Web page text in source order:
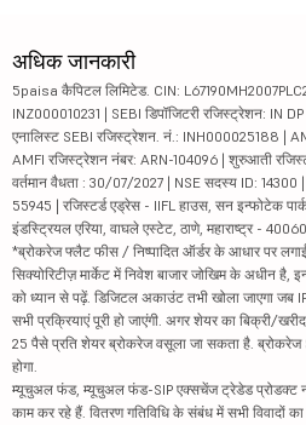
अधिक जानकारी
5paisa कैपिटल लिमिटेड. CIN:
INZ000010231 | SEBI डिपॉजिटरी रजिस्ट्रेशन: IN
एनालिस्ट SEBI रजिस्ट्रेशन. नं.: INH000025188 |
AMFI रजिस्ट्रेशन नंबर: ARN-104096 | शुरुआती
वर्तमान वैधता : 30/07/2027 | NSE सदस्य ID:
55945 | रजिस्टर्ड एड्रेस - IIFL हाउस, सन इन्फोटेक
इंडस्ट्रियल एरिया, वाघले एस्टेट, ठाणे, महाराष्ट्र -
*ब्रोकरेज फ्लैट फीस / निष्पादित ऑर्डर के आधार पर
सिक्योरिटीज़ मार्केट में निवेश बाजार जोखिम के अधीन
को ध्यान से पढ़ें. डिजिटल अकाउंट तभी खोला जाएगा
सभी प्रक्रियाएं पूरी हो जाएंगी. अगर शेयर का बिक्री/
25 पैसे प्रति शेयर ब्रोकरेज वसूला जा सकता है. ब्रोकरेज
होगा.
म्यूचुअल फंड, म्यूचुअल फंड-SIP एक्सचेंज ट्रेडेड प्रोडक्ट
काम कर रहे हैं. वितरण गतिविधि के संबंध में सभी विवादों